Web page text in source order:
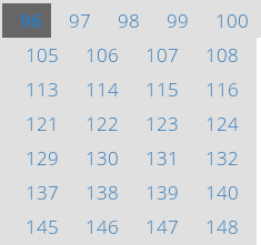
96 97 98 99
100
105 106 107
108
113 114 115
116
121 122 123
124
129 130 131
132
137 138 139
140
145 146 147
148